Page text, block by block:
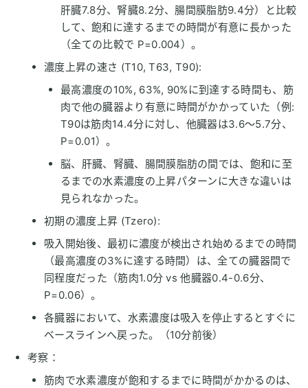
肝臓7.8分、腎臓8.2分、腸間膜脂肪9.4分）と比較
して、飽和に達するまでの時間が有意に長かった
（全ての比較で P=0.004）。
濃度上昇の速さ (T10, T63, T90):
最高濃度の10%, 63%, 90%に到達する時間も、筋
肉で他の臓器より有意に時間がかかっていた（例:
T90は筋肉14.4分に対し、他臓器は3.6～5.7分、
P=0.01）。
脳、肝臓、腎臓、腸間膜脂肪の間では、飽和に至
るまでの水素濃度の上昇パターンに大きな違いは
見られなかった。
初期の濃度上昇 (Tzero):
吸入開始後、最初に濃度が検出され始めるまでの時間
（最高濃度の3%に達する時間）は、全ての臓器間で
同程度だった（筋肉1.0分 vs 他臓器0.4-0.6分、
P=0.06）。
各臓器において、水素濃度は吸入を停止するとすぐに
ベースラインへ戻った。（10分前後）
考察：
筋肉で水素濃度が飽和するまでに時間がかかるのは、